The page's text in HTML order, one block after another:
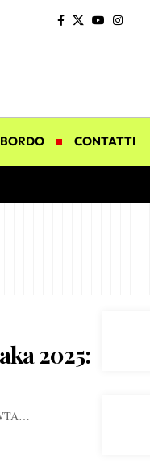
CONTATTI
2025: